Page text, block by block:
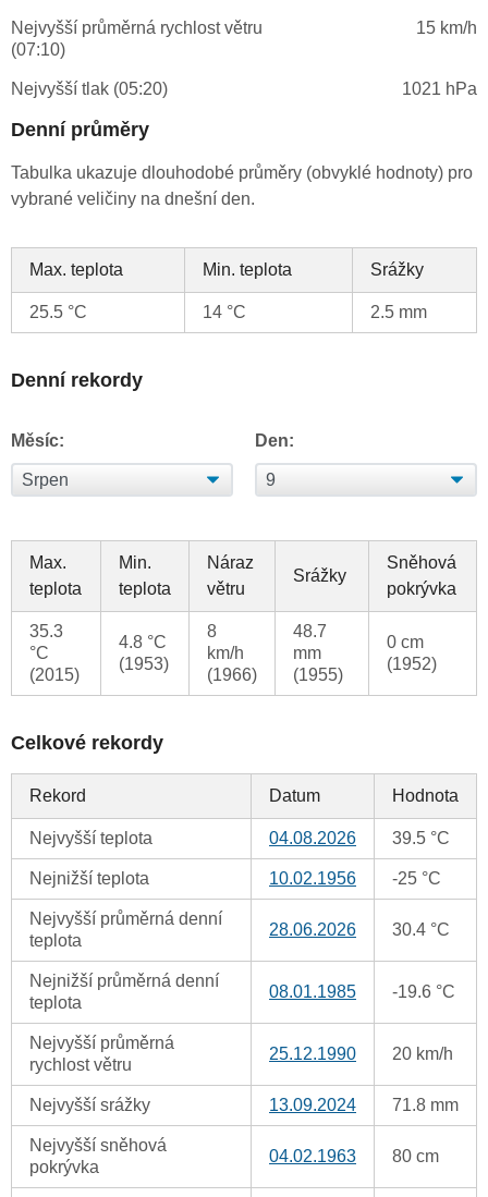
Nejvyšší průměrná rychlost větru
(07:10)
15 km/h
Nejvyšší tlak (05:20) 1021 hPa
Denní průměry
Tabulka ukazuje dlouhodobé průměry (obvyklé hodnoty) pro
vybrané veličiny na dnešní den.
Max. teplota Min. teplota Srážky
25.5 °C 14 °C 2.5 mm
Denní rekordy
Měsíc: Den:
Max.
teplota
Min.
teplota
Náraz
větru
Srážky
Sněhová
pokrývka
35.3
°C
(2015)
4.8 °C
(1953)
8
km/h
(1966)
48.7
mm
(1955)
0 cm
(1952)
Celkové rekordy
Rekord Datum Hodnota
Nejvyšší teplota 04.08.2026 39.5 °C
Nejnižší teplota 10.02.1956 -25 °C
Nejvyšší průměrná denní
teplota
28.06.2026 30.4 °C
Nejnižší průměrná denní
teplota
08.01.1985 -19.6 °C
Nejvyšší průměrná
rychlost větru
25.12.1990 20 km/h
Nejvyšší srážky 13.09.2024 71.8 mm
Nejvyšší sněhová
pokrývka
04.02.1963 80 cm